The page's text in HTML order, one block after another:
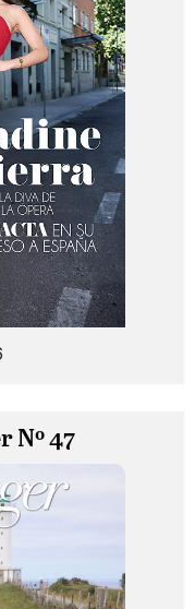
Nº 47